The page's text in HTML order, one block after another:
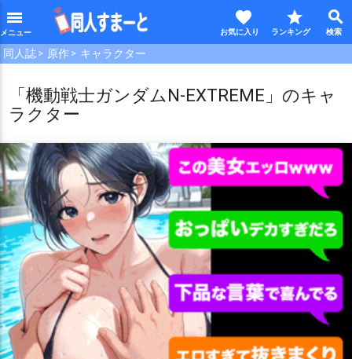
menu search
star
favorite
同人誌 原作 キャラクター
「機動戦士ガンダムN-EXTREME」のキャ
ラクター